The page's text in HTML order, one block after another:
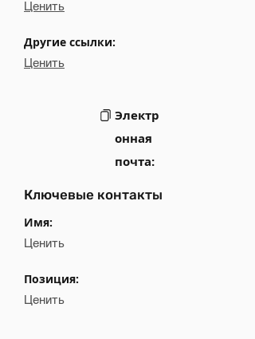
Ценить
Другие ссылки:
Ценить
Электр
онная
почта:
Ключевые контакты
Имя:
Ценить
Позиция:
Ценить